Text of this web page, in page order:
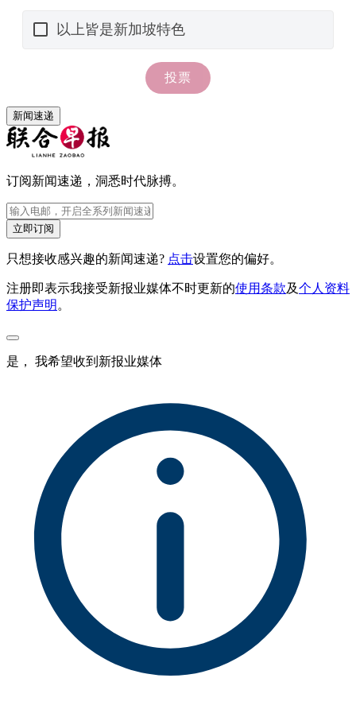
新闻速递
订阅新闻速递，洞悉时代脉搏。
立即订阅
只想接收感兴趣的新闻速递? 点击设置您的偏好。
注册即表示我接受新报业媒体不时更新的使用条款及个人资料
保护声明 。
是， 我希望收到新报业媒体